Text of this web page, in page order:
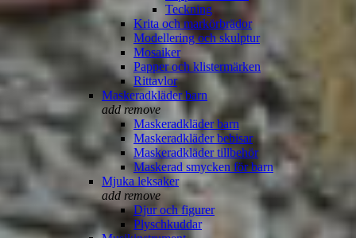
Teckning
Krita och markörbrädor
Modellering och skulptur
Mosaiker
Papper och klistermärken
Rittavlor
Maskeradkläder barn
add remove
Maskeradkläder barn
Maskeradkläder bebisar
Maskeradkläder tillbehör
Maskerad smycken för barn
Mjuka leksaker
add remove
Djur och figurer
Plyschkuddar